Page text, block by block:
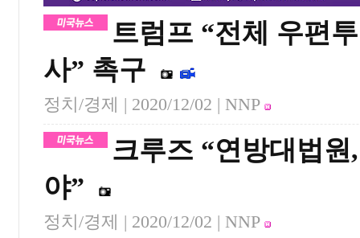
트럼프 “전체 우편
사” 촉구
정치/경제 | 2020/12/02 | NNP
크루즈 “연방대법
야”
정치/경제 | 2020/12/02 | NNP